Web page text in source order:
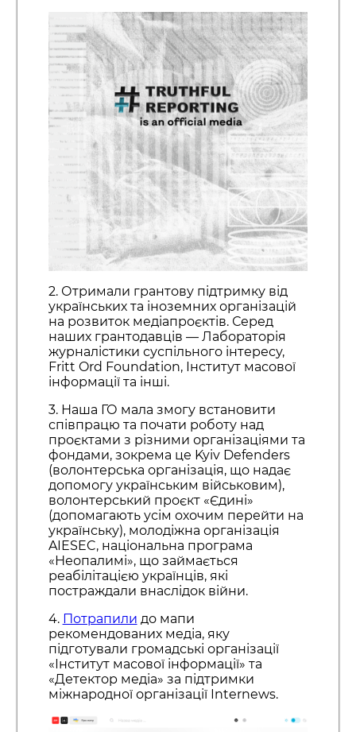
2. Отримали грантову підтримку від
українських та іноземних організацій
на розвиток медіапроєктів. Серед
наших грантодавців — Лабораторія
журналістики суспільного інтересу,
Fritt Ord Foundation, Інститут масової
інформації та інші.
3. Наша ГО мала змогу встановити
співпрацю та почати роботу над
проєктами з різними організаціями та
фондами, зокрема це Kyiv Defenders
(волонтерська організація, що надає
допомогу українським військовим),
волонтерський проєкт «Єдині»
(допомагають усім охочим перейти на
українську), молодіжна організація
AIESEC, національна програма
«Неопалимі», що займається
реабілітацією українців, які
постраждали внаслідок війни.
4. Потрапили до мапи
рекомендованих медіа, яку
підготували громадські організації
«Інститут масової інформації» та
«Детектор медіа» за підтримки
міжнародної організації Internews.